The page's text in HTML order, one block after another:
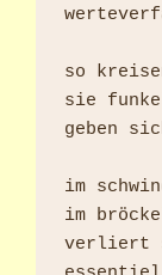
so
sie
geben
im
im
verliert